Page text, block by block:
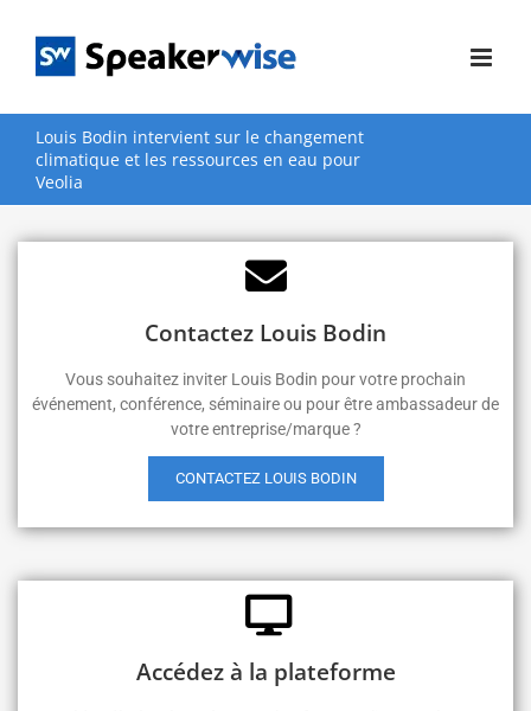
contenu
Louis Bodin intervient sur le changement
climatique et les ressources en eau pour
Veolia
Contactez Louis Bodin
Vous souhaitez inviter Louis Bodin pour votre prochain
événement, conférence, séminaire ou pour être ambassadeur de
votre entreprise/marque ?
CONTACTEZ LOUIS BODIN
Accédez à la plateforme